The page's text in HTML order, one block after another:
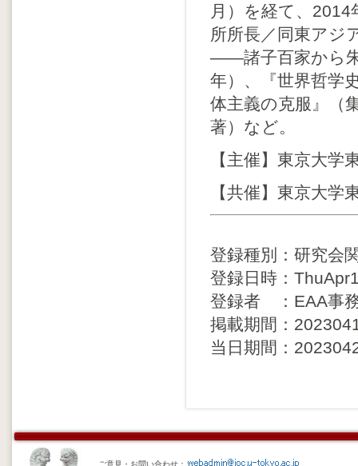
月）を経て、
所所長／同東アジ
——諸子百家から
年）、『世界哲学
体主義の克服』（
著）など。
【主催】東京大学
【共催】東京大学
登録種別：研究会
登録日時：
登録者 ：EAA事
掲載期間：
当日期間：
ご意見・お問い合わせ：